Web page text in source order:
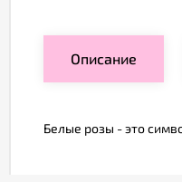
Описание
Белые розы - это